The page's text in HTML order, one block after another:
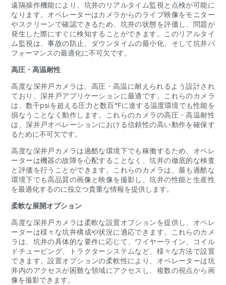
遠隔操作機能により、坑井のリアルタイム監視と点検が可能に
なります。オペレーターはカメラからのライブ映像をモニター
やスクリーンで確認できるため、坑井の状態を評価し、問題が
発生した際にすぐに検知することができます。このリアルタイ
ム監視は、事故の防止、ダウンタイムの最小化、そして坑井パ
フォーマンスの最適化に不可欠です。
高圧・高温耐性
高度な深井戸カメラは、高圧・高温に耐えられるよう設​​計され
ており、深井戸アプリケーションに最適です。これらのカメラ
は、数千psiを超える圧力と数百°Fに達する温度環境でも性能を
損なうことなく動作します。これらのカメラの高圧・高温耐性
は、深井戸オペレーションにおける信頼性の高い動作を確保す
るために不可欠です。
高度な深井戸カメラは過酷な環境下でも稼働するため、オペレ
ーターは機器の故障を心配することなく、坑井の徹底的な検査
と評価を行うことができます。これらのカメラは、最も過酷な
環境下でも高品質の画像と映像を撮影し、坑井の性能と生産性
を最適化するのに役立つ貴重な情報を提供します。
柔軟な展開オプション
高度な深井戸カメラは柔軟な設置オプションを提供し、オペレ
ーターは様々な坑井構成や状況に適応できます。これらのカメ
ラは、坑井の具体的な要件に応じて、ワイヤーライン、コイル
ドチュービング、トラクターシステムなど、様々な方法で設置
できます。設置オプションの柔軟性により、オペレーターは坑
井内のアクセスが困難な領域にアクセスし、複数の視点から画
像を撮影できます。